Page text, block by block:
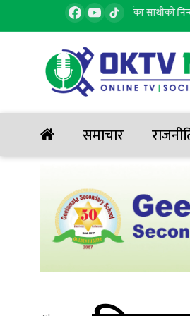
थिएँ र आज पनि छु, मेरै पार्टीका साथीको निन्दाले
समाचार